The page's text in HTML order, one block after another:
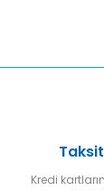
Taksit
Kredi